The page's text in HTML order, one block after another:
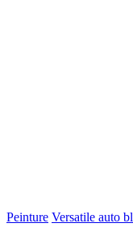
Peinture Versatile auto